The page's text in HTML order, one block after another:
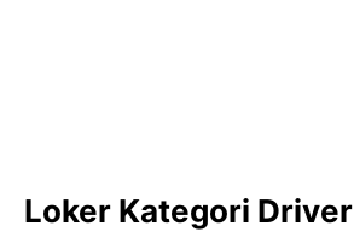
Loker Kategori Driver